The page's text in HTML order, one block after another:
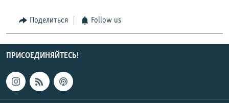
Поделиться Follow us
ПРИСОЕДИНЯЙТЕСЬ!